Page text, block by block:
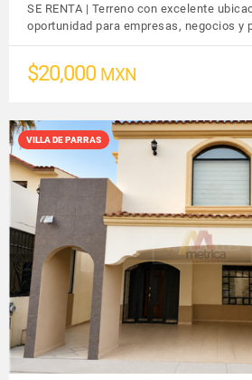
SE RENTA | Terreno con excelente
oportunidad para empresas, negocios y
$20,000 MXN
VILLA DE PARRAS
VER DETALLES